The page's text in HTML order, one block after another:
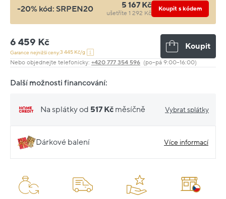
-20% kód: SRPEN20 5 167 Kč
ušetříte 1 292 Kč
Koupit s kódem
6 459 Kč
Garance nejnižší ceny:3 445 Kč/g
Koupit
Nebo objednejte telefonicky: +420 777 354 596 (po–pá 9:00–16:00)
Další možnosti financování:
Na splátky od 517 Kč měsíčně Vybrat splátky
Dárkové balení Více informací